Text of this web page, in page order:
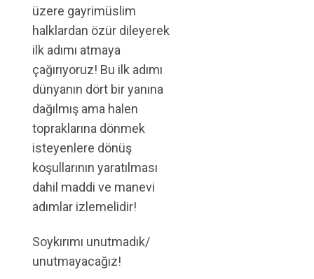
üzere gayrimüslim
halklardan özür dileyerek
ilk adımı atmaya
çağırıyoruz! Bu ilk adımı
dünyanın dört bir yanına
dağılmış ama halen
topraklarına dönmek
isteyenlere dönüş
koşullarının yaratılması
dahil maddi ve manevi
adımlar izlemelidir!
Soykırımı unutmadık/
unutmayacağız!